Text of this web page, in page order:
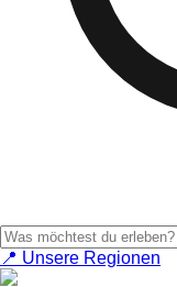
📍 Unsere Regionen